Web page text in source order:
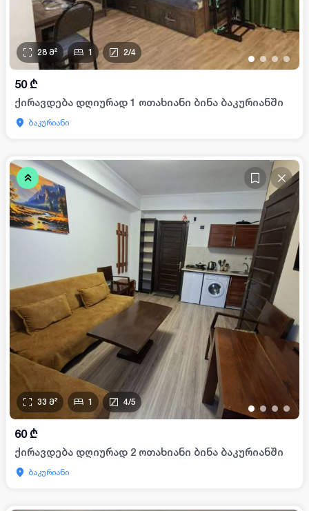
• • • •
28 მ² 1 2/4
50 ₾
ქირავდება დღიურად 1 ოთახიანი ბინა ბაკურიანში
ბაკურიანი
• • • •
33 მ² 1 4/5
60 ₾
ქირავდება დღიურად 2 ოთახიანი ბინა ბაკურიანში
ბაკურიანი